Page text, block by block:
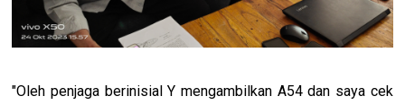
"Oleh penjaga berinisial Y mengambilkan A54 dan saya cek